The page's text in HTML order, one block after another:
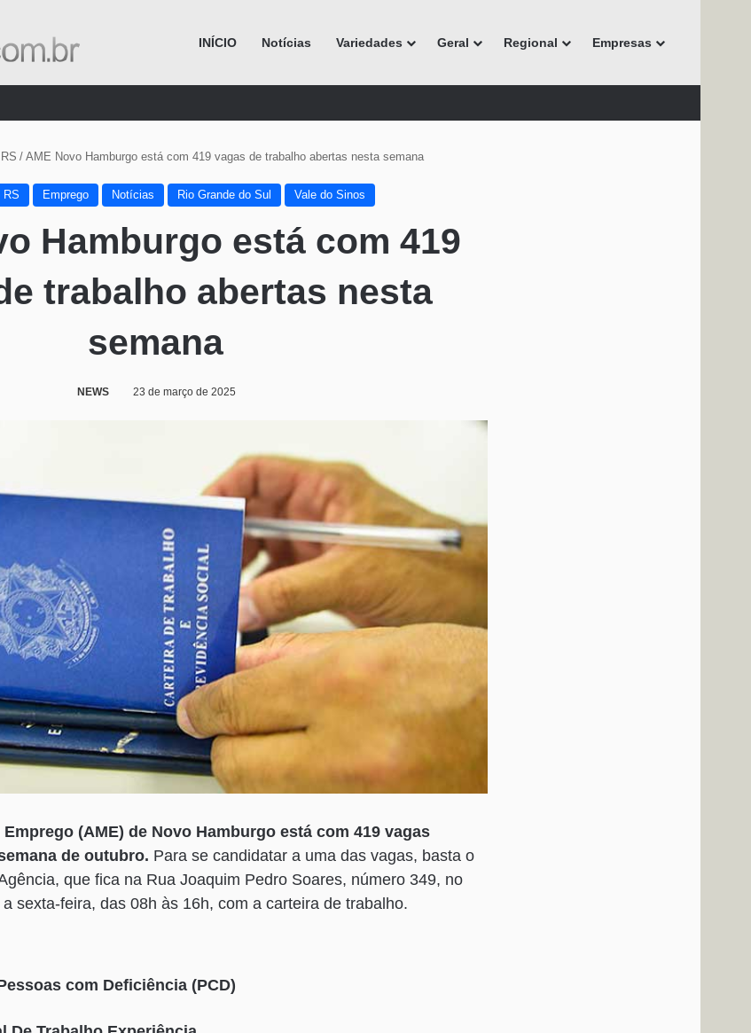
INÍCIO Notícias Variedades Geral Regional Empresas
/ AME Novo Hamburgo está com 419 vagas de trabalho abertas nesta semana
RS Emprego Notícias Rio Grande do Sul Vale do Sinos
Hamburgo está com 419
trabalho abertas nesta
semana
NEWS 23 de março de 2025
(AME) de Novo Hamburgo está com 419 vagas
de outubro. Para se candidatar a uma das vagas, basta o
que fica na Rua Joaquim Pedro Soares, número 349, no
sexta-feira, das 08h às 16h, com a carteira de trabalho.
com Deficiência (PCD)